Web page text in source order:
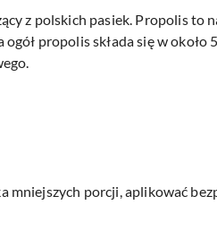
z polskich pasiek. Propolis to
propolis składa się w
mniejszych porcji, aplikować